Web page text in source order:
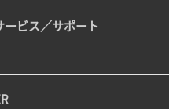
ービス／サポート